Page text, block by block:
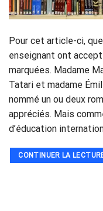
Pour cet article-ci,
enseignant ont
marquées. Madame
Tatari et madame
nommé un ou deux
appréciés. Mais
d’éducation
CONTINUER LA